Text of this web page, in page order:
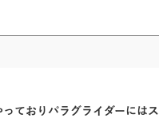
ておりパラグライダーにはス